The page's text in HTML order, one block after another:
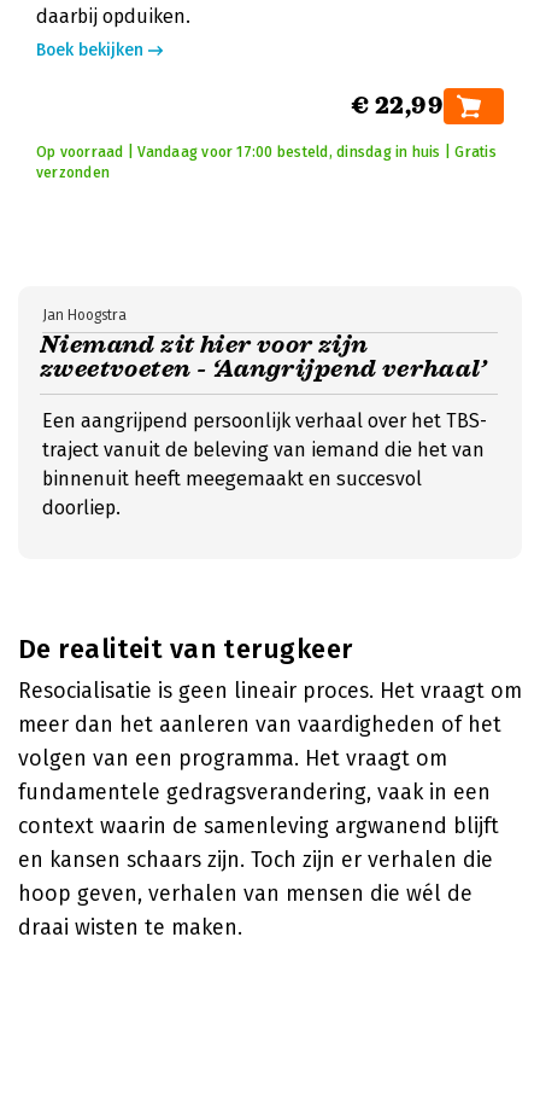
daarbij opduiken.
Boek bekijken
€ 22,99
Op voorraad | Vandaag voor 17:00 besteld, dinsdag in huis | Gratis
verzonden
Niemand zit hier voor zijn
zweetvoeten - ‘Aangrijpend verhaal’
Jan Hoogstra
Een aangrijpend persoonlijk verhaal over het TBS-
traject vanuit de beleving van iemand die het van
binnenuit heeft meegemaakt en succesvol
doorliep.
De realiteit van terugkeer
Resocialisatie is geen lineair proces. Het vraagt om
meer dan het aanleren van vaardigheden of het
volgen van een programma. Het vraagt om
fundamentele gedragsverandering, vaak in een
context waarin de samenleving argwanend blijft
en kansen schaars zijn. Toch zijn er verhalen die
hoop geven, verhalen van mensen die wél de
draai wisten te maken.